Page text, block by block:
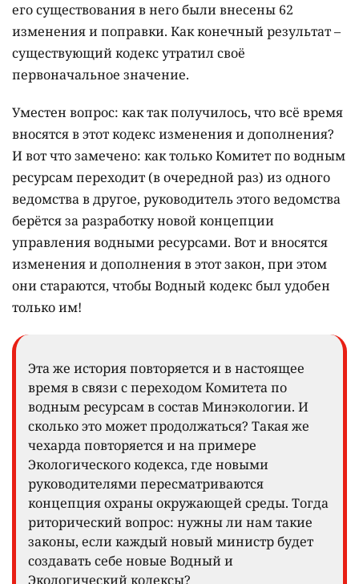
его существования в него были внесены 62
изменения и поправки. Как конечный результат –
существующий кодекс утратил своё
первоначальное значение.
Уместен вопрос: как так получилось, что всё время
вносятся в этот кодекс изменения и дополнения?
И вот что замечено: как только Комитет по водным
ресурсам переходит (в очередной раз) из одного
ведомства в другое, руководитель этого ведомства
берётся за разработку новой концепции
управления водными ресурсами. Вот и вносятся
изменения и дополнения в этот закон, при этом
они стараются, чтобы Водный кодекс был удобен
только им!
Эта же история повторяется и в настоящее
время в связи с переходом Комитета по
водным ресурсам в состав Минэкологии. И
сколько это может продолжаться? Такая же
чехарда повторяется и на примере
Экологического кодекса, где новыми
руководителями пересматриваются
концепция охраны окружающей среды. Тогда
риторический вопрос: нужны ли нам такие
законы, если каждый новый министр будет
создавать себе новые Водный и
Экологический кодексы?